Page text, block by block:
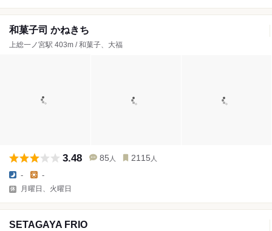
和菓子司 かねきち
上総一ノ宮駅 403m / 和菓子、大福
3.48 85 人 2115 人
- -
月曜日、火曜日
SETAGAYA FRIO